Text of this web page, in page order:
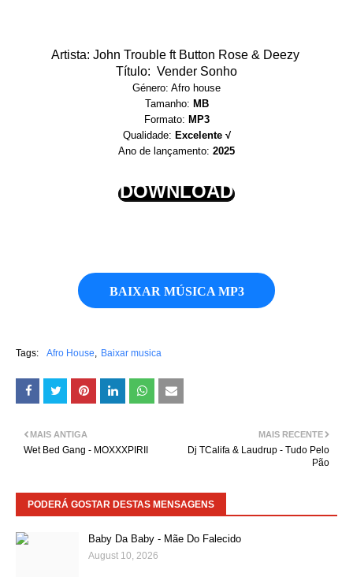
Artista: John Trouble ft Button Rose & Deezy
Título: Vender Sonho
Género: Afro house
Tamanho: MB
Formato: MP3
Qualidade: Excelente √
Ano de lançamento: 2025
DOWNLOAD
BAIXAR MÚSICA MP3
Tags: Afro House Baixar musica
MAIS RECENTE
Dj TCalifa & Laudrup - Tudo Pelo
Pão
MAIS ANTIGA
Wet Bed Gang - MOXXXPIRII
PODERÁ GOSTAR DESTAS MENSAGENS
Baby Da Baby - Mãe Do Falecido
August 10, 2026